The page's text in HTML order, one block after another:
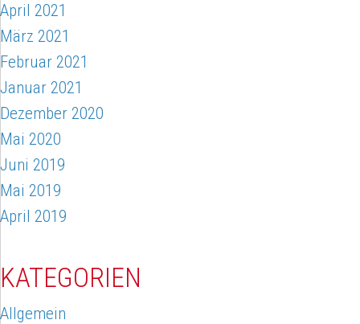
April 2021
März 2021
Februar 2021
Januar 2021
Dezember 2020
Mai 2020
Juni 2019
Mai 2019
April 2019
KATEGORIEN
Allgemein